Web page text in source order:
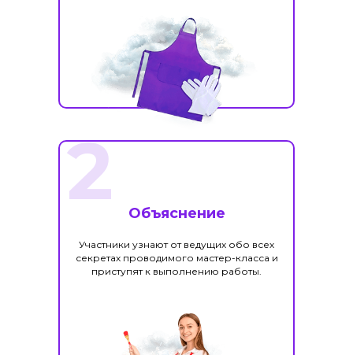
Объяснение
Участники узнают от ведущих обо всех
секретах проводимого мастер-класса и
приступят к выполнению работы.
2